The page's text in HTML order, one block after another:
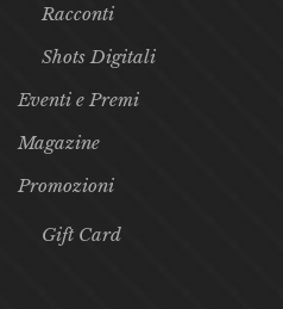
Racconti
Shots Digitali
Eventi e Premi
Magazine
Promozioni
Gift Card